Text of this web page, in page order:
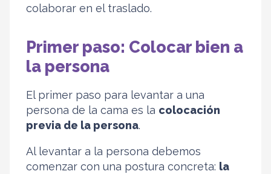
colaborar en el traslado.
Primer paso: Colocar bien a
la persona
El primer paso para levantar a una
persona de la cama es la colocación
previa de la persona.
Al levantar a la persona debemos
comenzar con una postura concreta: la